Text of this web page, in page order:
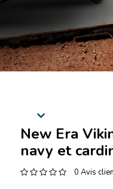
New Era
navy et
0 Avis